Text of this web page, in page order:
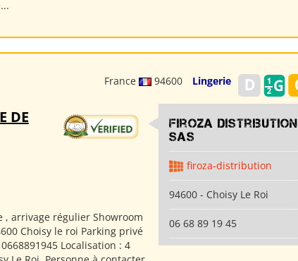
France 94600 Lingerie
DE
, arrivage régulier Showroom
Choisy le roi Parking privé
Localisation : 4
Firoza Distribution
SAS
firoza-distribution
94600 - Choisy Le Roi
06 68 89 19 45